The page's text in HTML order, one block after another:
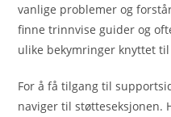
vanlige problemer og
finne trinnvise guider og
ulike bekymringer knyttet til
For å få tilgang til
naviger til støtteseksjonen.